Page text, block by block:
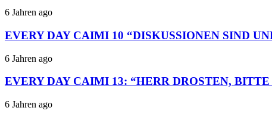
6 Jahren ago
EVERY DAY CAIMI 10 “DISKUSSIONEN SIND
6 Jahren ago
EVERY DAY CAIMI 13: “HERR DROSTEN,
6 Jahren ago